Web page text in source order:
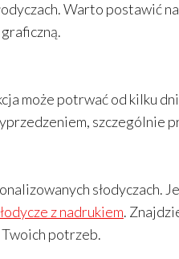
Warto postawić
może potrwać od kilku
szczególnie
słodyczach.
z nadrukiem.
potrzeb.